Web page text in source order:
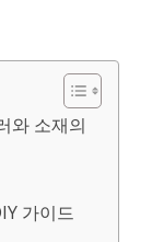
와 소재의
가이드